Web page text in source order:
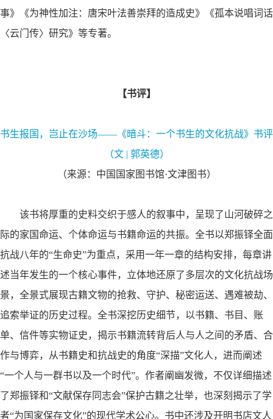
事》《为神性加注：唐宋叶法善崇拜的造成史》《孤本说唱词话
〈云门传〉研究》等专著。
【书评】
书生报国，岂止在沙场——《暗斗：一个书生的文化抗战》书评
（文| 郭英德）
（来源：中国国家图书馆·文津图书）
该书将厚重的史料交织于感人的叙事中，呈现了山河破碎之
际的家国命运、个体命运与书籍命运的共振。全书以郑振铎全面
抗战八年的“生命史”为重点，采用一年一章的结构安排，每章讲
述当年发生的一个核心事件，立体地还原了多层次的文化抗战场
景，全景式展现古籍文物的抢救、守护、秘密运送、遇难被劫、
追索举证的历史过程。全书深挖历史细节，以书籍、书目、账
单、信件等实物证史，揭示书籍流转背后人与人之间的矛盾、合
作与博弈，从书籍史和抗战史的角度“深描”文化人，进而阐述
“一个人与一群书以及一个时代”。作者阐幽发微，不仅详细描述
了郑振铎和“文献保存同志会”保护古籍之壮举，也深刻揭示了学
者“为国家保存文化”的现代学术公心。书中还涉及开明书店文人